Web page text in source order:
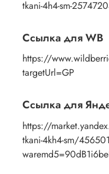
tkani-4h4-sm-
Ссылка для WB
https://
targetUrl=GP
Ссылка для
https://
tkani-4kh4-sm/